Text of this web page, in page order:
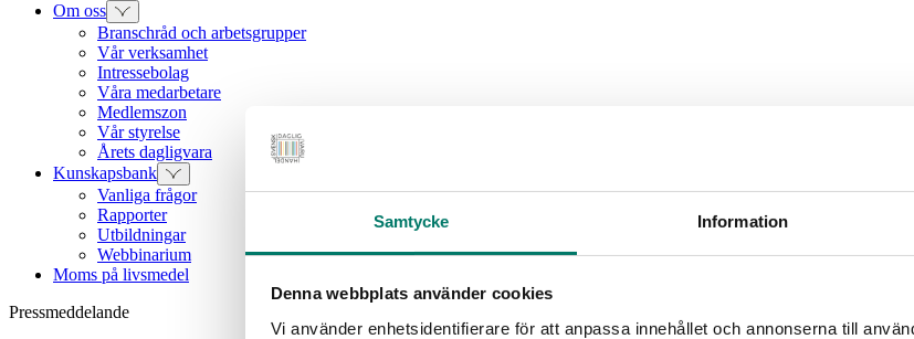
Samtycke Information
Denna webbplats använder cookies
Vi använder enhetsidentifierare för att anpassa innehållet och annonserna till
Om oss
Branschråd och arbetsgrupper
Vår verksamhet
Intressebolag
Våra medarbetare
Medlemszon
Vår styrelse
Årets dagligvara
Kunskapsbank
Vanliga frågor
Rapporter
Utbildningar
Webbinarium
Moms på livsmedel
Pressmeddelande